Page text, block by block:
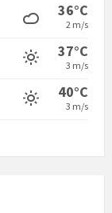
36°C
2 m/s
37°C
3 m/s
40°C
3 m/s